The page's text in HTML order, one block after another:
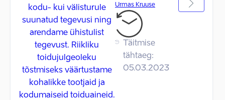
kodu- kui välisturule
suunatud tegevusi ning
arendame ühistulist
tegevust. Riikliku
toidujulgeoleku
tõstmiseks väärtustame
kohalikke tootjaid ja
kodumaiseid toiduaineid.
Urmas Kruuse
Täitmise
tähtaeg:
05.03.2023